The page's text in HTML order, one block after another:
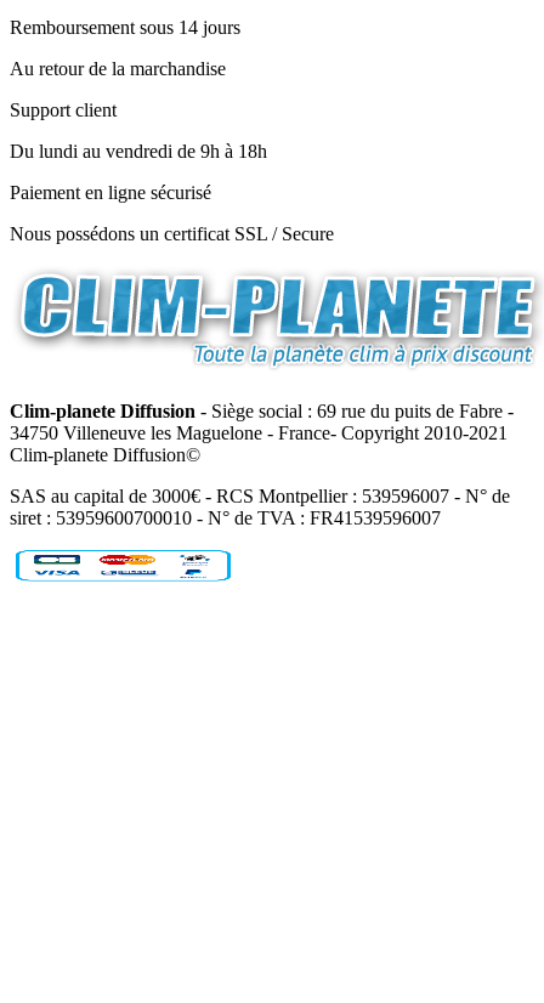
Remboursement sous 14 jours
Au retour de la marchandise
Support client
Du lundi au vendredi de 9h à 18h
Paiement en ligne sécurisé
Nous possédons un certificat SSL / Secure
Clim-planete Diffusion - Siège social : 69 rue du puits de Fabre -
34750 Villeneuve les Maguelone - France- Copyright 2010-2021
Clim-planete Diffusion©
SAS au capital de 3000€ - RCS Montpellier : 539596007 - N° de
siret : 53959600700010 - N° de TVA : FR41539596007